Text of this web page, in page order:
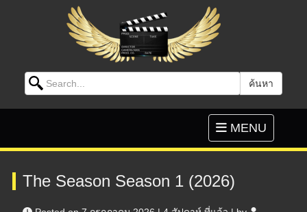
Search for: ค้นหา
Toggle
navigation
MENU
The Season Season 1 (2026)